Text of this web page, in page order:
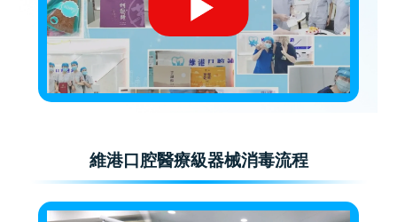
維港口腔醫療級器械消毒流程